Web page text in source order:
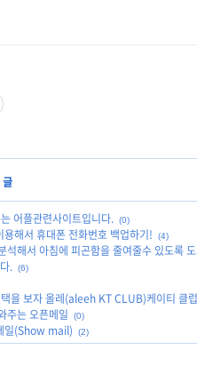
글
어플관련사이트입니다. (0)
해서 휴대폰 전화번호 백업하기! (4)
석해서 아침에 피곤함을 줄여줄수 있도록
. (6)
을 보자 올레(aleeh KT CLUB)케이티 클럽
주는 오픈메일 (0)
일(Show mail) (2)